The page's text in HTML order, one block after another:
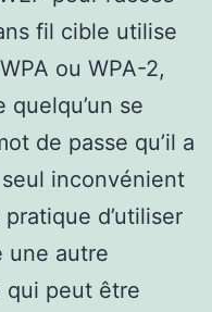
fil cible utilise
ou WPA-2,
se
de passe qu’il a
inconvénient
d’utiliser
une autre
qui peut être